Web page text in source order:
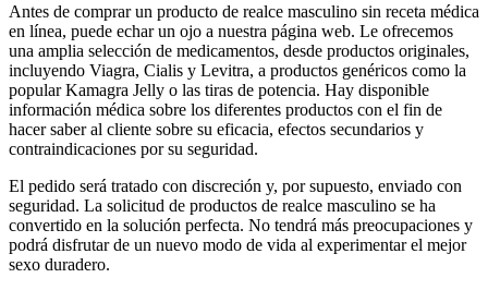
Antes de comprar un producto de realce masculino sin receta médica
en línea, puede echar un ojo a nuestra página web. Le ofrecemos
una amplia selección de medicamentos, desde productos originales,
incluyendo Viagra, Cialis y Levitra, a productos genéricos como la
popular Kamagra Jelly o las tiras de potencia. Hay disponible
información médica sobre los diferentes productos con el fin de
hacer saber al cliente sobre su eficacia, efectos secundarios y
contraindicaciones por su seguridad.
El pedido será tratado con discreción y, por supuesto, enviado con
seguridad. La solicitud de productos de realce masculino se ha
convertido en la solución perfecta. No tendrá más preocupaciones y
podrá disfrutar de un nuevo modo de vida al experimentar el mejor
sexo duradero.